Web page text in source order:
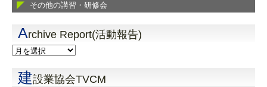
その他の講習・研修会
Archive Report(活動報告)
建設業協会TVCM